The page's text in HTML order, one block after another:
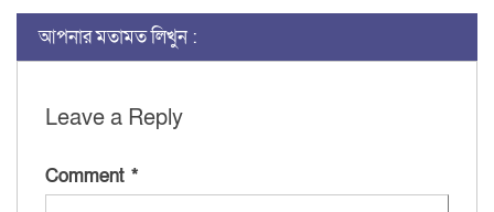
আপনার মতামত লিখুন :
Leave a Reply
Comment *